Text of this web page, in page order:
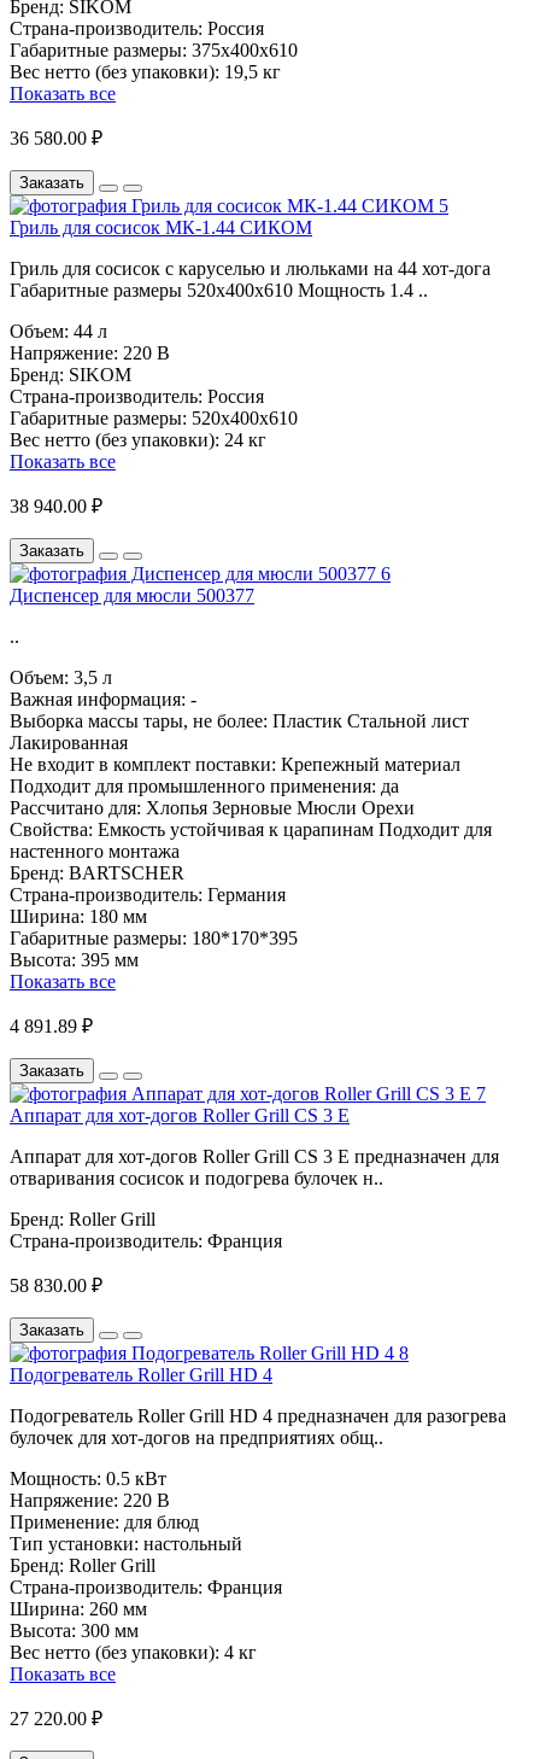
Бренд: SIKOM
Страна-производитель: Россия
Габаритные размеры: 375х400х610
Вес нетто (без упаковки): 19,5 кг
Показать все
36 580.00 ₽
Заказать
Гриль для сосисок МК-1.44 СИКОМ
Гриль для сосисок с каруселью и люльками на 44 хот-дога
Габаритные размеры 520х400х610 Мощность 1.4 ..
Объем: 44 л
Напряжение: 220 В
Бренд: SIKOM
Страна-производитель: Россия
Габаритные размеры: 520х400х610
Вес нетто (без упаковки): 24 кг
Показать все
38 940.00 ₽
Заказать
Диспенсер для мюсли 500377
..
Объем: 3,5 л
Важная информация: -
Выборка массы тары, не более: Пластик Стальной лист
Лакированная
Не входит в комплект поставки: Крепежный материал
Подходит для промышленного применения: да
Рассчитано для: Хлопья Зерновые Мюсли Орехи
Свойства: Емкость устойчивая к царапинам Подходит для
настенного монтажа
Бренд: BARTSCHER
Страна-производитель: Германия
Ширина: 180 мм
Габаритные размеры: 180*170*395
Высота: 395 мм
Показать все
4 891.89 ₽
Заказать
Аппарат для хот-догов Roller Grill CS 3 E
Аппарат для хот-догов Roller Grill CS 3 E предназначен для
отваривания сосисок и подогрева булочек н..
Бренд: Roller Grill
Страна-производитель: Франция
58 830.00 ₽
Заказать
Подогреватель Roller Grill HD 4
Подогреватель Roller Grill HD 4 предназначен для разогрева
булочек для хот-догов на предприятиях общ..
Мощность: 0.5 кВт
Напряжение: 220 В
Применение: для блюд
Тип установки: настольный
Бренд: Roller Grill
Страна-производитель: Франция
Ширина: 260 мм
Высота: 300 мм
Вес нетто (без упаковки): 4 кг
Показать все
27 220.00 ₽